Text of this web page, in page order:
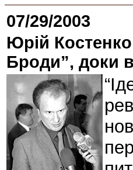
07/29/2003
Юрій
Броди”, доки